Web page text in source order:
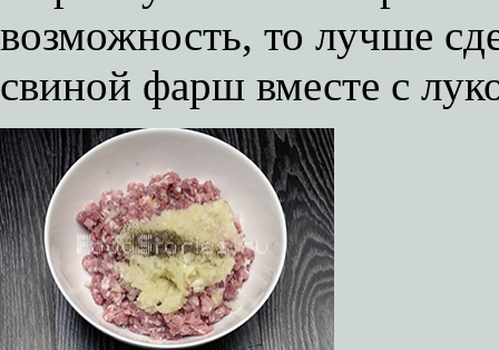
возможность, то лучше
свиной фарш вместе с